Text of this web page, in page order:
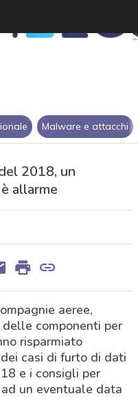
Malware e attacchi
2018, un
allarme
aeree,
componenti per
risparmiato
casi di furto di dati
e i consigli per
un eventuale data